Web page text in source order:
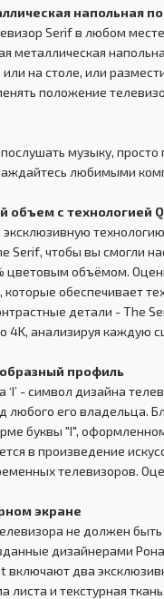
напольная
Serif в любом
металлическая
на столе, или
положение
музыку,
любимыми
объем с технологией
технологию
Serif, чтобы вы смогли
цветовым объёмом.
обеспечивает
детали - The
4K, анализируя каждую
профиль
‘I’ - символ дизайна
любого его владельца.
буквы "I",
в произведение
телевизоров.
экране
не должен
дизайнерами
включают два
листа и текстурная